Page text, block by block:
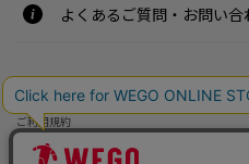
よくあるご質問・お問い合
特定商取引法・古物営業法に基づく表示案内
ご利用規約
プライバシーポリシー